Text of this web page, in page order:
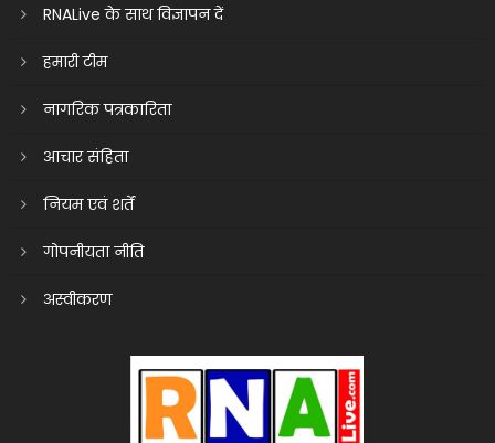
RNALive के साथ विज्ञापन दें
हमारी टीम
नागरिक पत्रकारिता
आचार संहिता
नियम एवं शर्तें
गोपनीयता नीति
अस्वीकरण